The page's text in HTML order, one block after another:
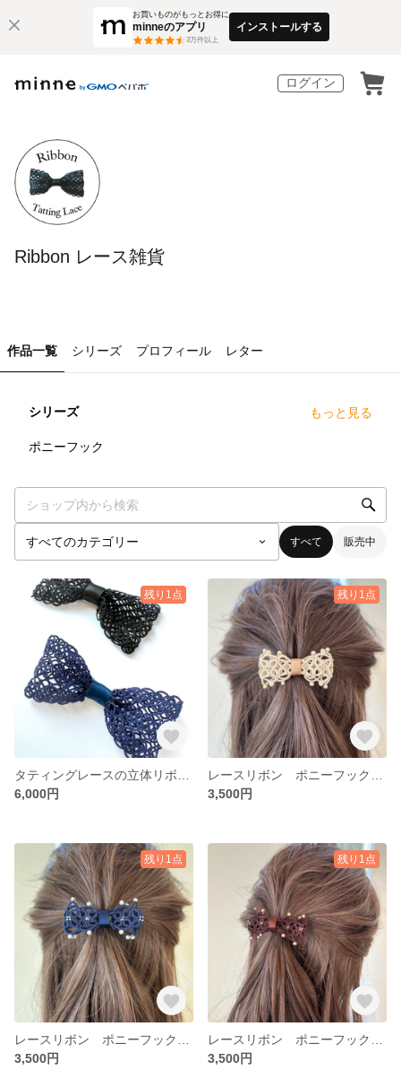
お買いものがもっとお得に
minneのアプリ
3万件以上
インストールする
ログイン
Ribbon レース雑貨
作品一覧 シリーズ プロフィール レター
シリーズ もっと見る
ポニーフック
すべて 販売中
残り1点
6,000円
残り1点
3,500円
残り1点
3,500円
残り1点
3,500円